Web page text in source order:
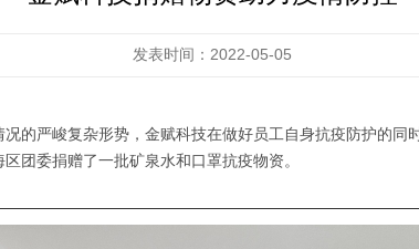
发表时间：2022-05-05
的严峻复杂形势，金赋科技在做好员工自身抗疫防护的
团委捐赠了一批矿泉水和口罩抗疫物资。